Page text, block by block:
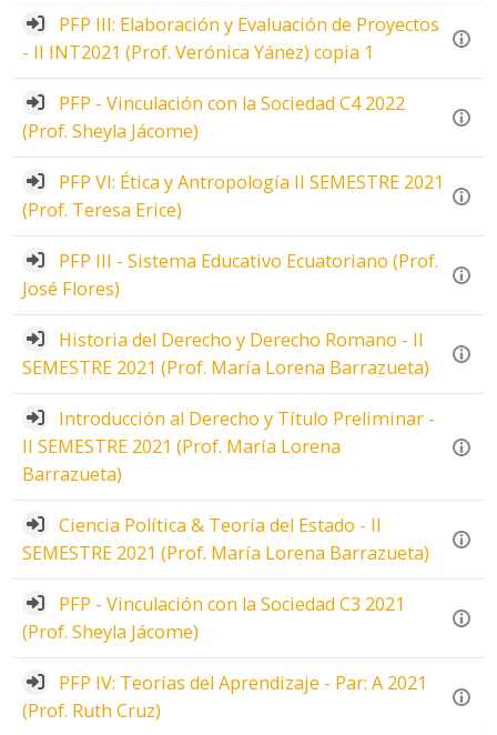
PFP III: Elaboración y Evaluación de Proyectos
- II INT2021 (Prof. Verónica Yánez) copia 1
PFP - Vinculación con la Sociedad C4 2022
(Prof. Sheyla Jácome)
PFP VI: Ética y Antropología II SEMESTRE 2021
(Prof. Teresa Erice)
PFP III - Sistema Educativo Ecuatoriano (Prof.
José Flores)
Historia del Derecho y Derecho Romano - II
SEMESTRE 2021 (Prof. María Lorena Barrazueta)
Introducción al Derecho y Título Preliminar -
II SEMESTRE 2021 (Prof. María Lorena
Barrazueta)
Ciencia Política & Teoría del Estado - II
SEMESTRE 2021 (Prof. María Lorena Barrazueta)
PFP - Vinculación con la Sociedad C3 2021
(Prof. Sheyla Jácome)
PFP IV: Teorías del Aprendizaje - Par: A 2021
(Prof. Ruth Cruz)